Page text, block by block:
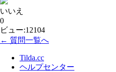
いいえ
0
ビュー:12104
← 質問一覧へ
Tilda.cc
ヘルプセンター